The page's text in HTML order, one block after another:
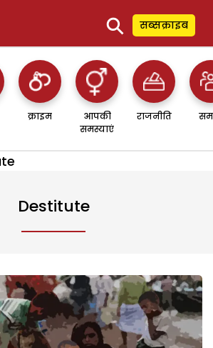
⚲ सब्सक्राइब
क्राइम
आपकी
समस्याएं
राजनीति
Destitute